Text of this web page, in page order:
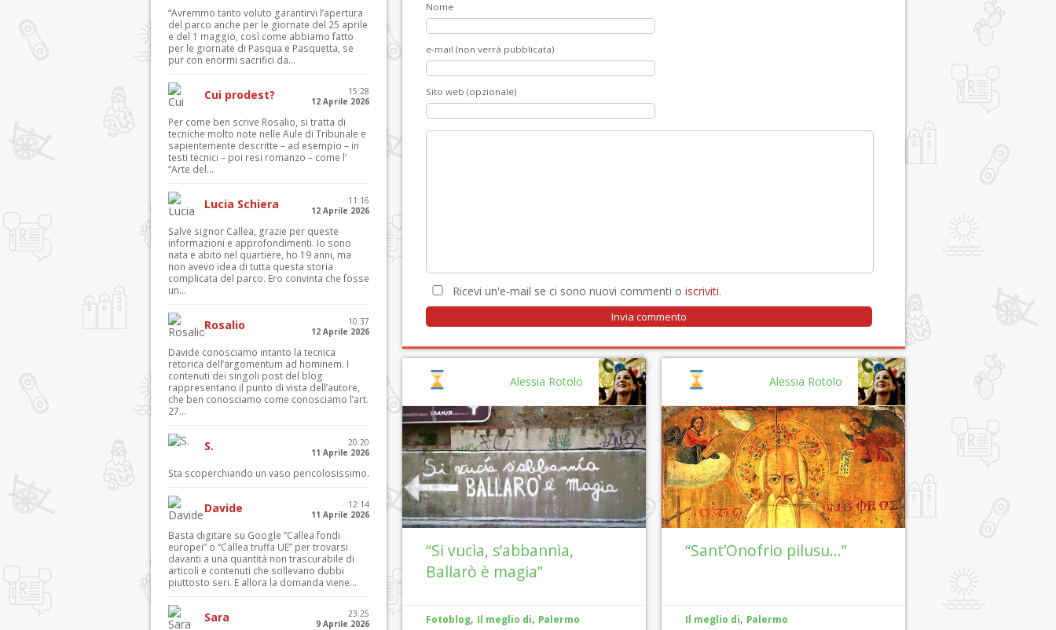
Nome
e-mail (non verrà pubblicata)
Sito web (opzionale)
Ricevi un'e-mail se ci sono nuovi commenti o iscriviti.
Alessia Rotolo
“Sant’Onofrio pilusu…”
Il meglio di, Palermo
Alessia Rotolo
“Si vucìa, s’abbannìa,
Ballarò è magia”
Fotoblog, Il meglio di, Palermo
“Avremmo tanto voluto garantirvi l’apertura
del parco anche per le giornate del 25 aprile
e del 1 maggio, così come abbiamo fatto
per le giornate di Pasqua e Pasquetta, se
pur con enormi sacrifici da...
Cui prodest?
15:28
12 Aprile 2026
Per come ben scrive Rosalio, si tratta di
tecniche molto note nelle Aule di Tribunale e
sapientemente descritte – ad esempio – in
testi tecnici – poi resi romanzo – come l’
“Arte del...
Lucia Schiera
11:16
12 Aprile 2026
Salve signor Callea, grazie per queste
informazioni e approfondimenti. Io sono
nata e abito nel quartiere, ho 19 anni, ma
non avevo idea di tutta questa storia
complicata del parco. Ero convinta che fosse
un...
Rosalio
10:37
12 Aprile 2026
Davide conosciamo intanto la tecnica
retorica dell’argomentum ad hominem. I
contenuti dei singoli post del blog
rappresentano il punto di vista dell’autore,
che ben conosciamo come conosciamo l’art.
27...
S.
20:20
11 Aprile 2026
Sta scoperchiando un vaso pericolosissimo.
Davide
12:14
11 Aprile 2026
Basta digitare su Google “Callea fondi
europei” o “Callea truffa UE” per trovarsi
davanti a una quantità non trascurabile di
articoli e contenuti che sollevano dubbi
piuttosto seri. E allora la domanda viene...
Sara
23:25
9 Aprile 2026